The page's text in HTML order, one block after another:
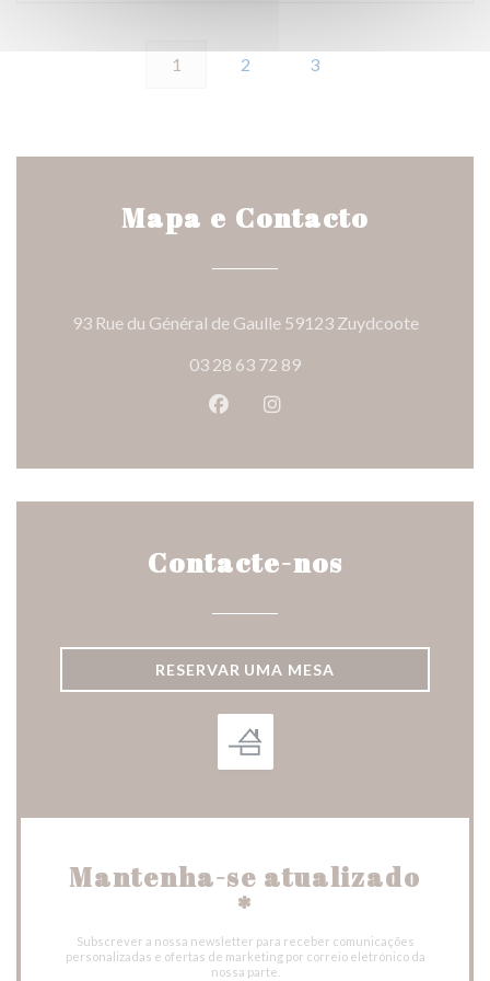
1 2 3
Mapa e Contacto
93 Rue du Général de Gaulle 59123 Zuydcoote((abre
03 28 63 72 89
Facebook ((abre numa nova
Instagram ((abre numa
Contacte-nos
RESERVAR UMA MESA
Mantenha-se atualizado
*
Subscrever a nossa newsletter para receber comunicações
personalizadas e ofertas de marketing por correio eletrónico da
nossa parte.